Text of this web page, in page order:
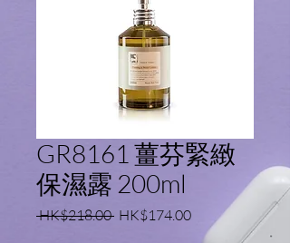
GR8161 薑芬緊緻
保濕露 200ml
HK$218.00 一HK$174.00促